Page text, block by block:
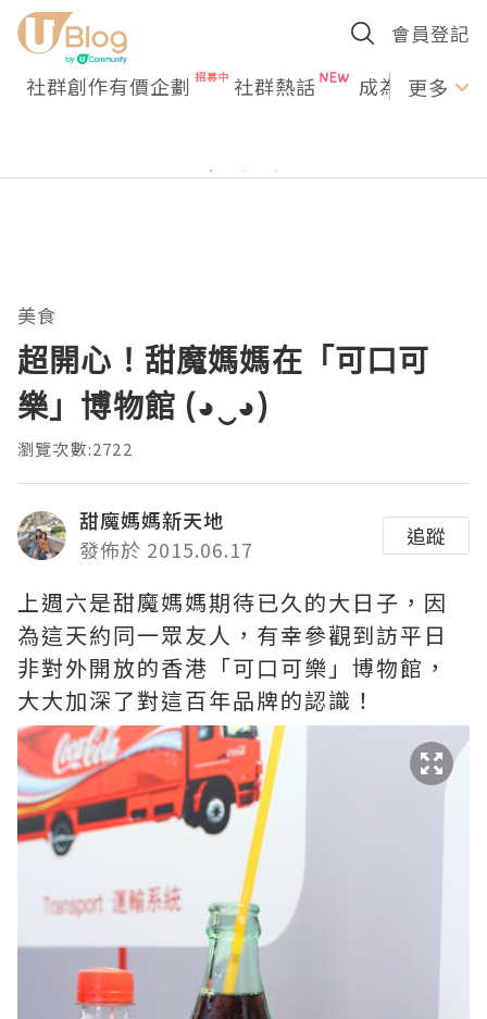
會員登記
社群創作有價企劃 社群熱話 成為U更多
美食
超開心！甜魔媽媽在「可口可
樂」博物館 (◕‿◕)
瀏覽次數:2722
甜魔媽媽新天地
發佈於 2015.06.17
追蹤
上週六是甜魔媽媽期待已久的大日子，因
為這天約同一眾友人，有幸參觀到訪平日
非對外開放的香港「可口可樂」博物館，
大大加深了對這百年品牌的認識！